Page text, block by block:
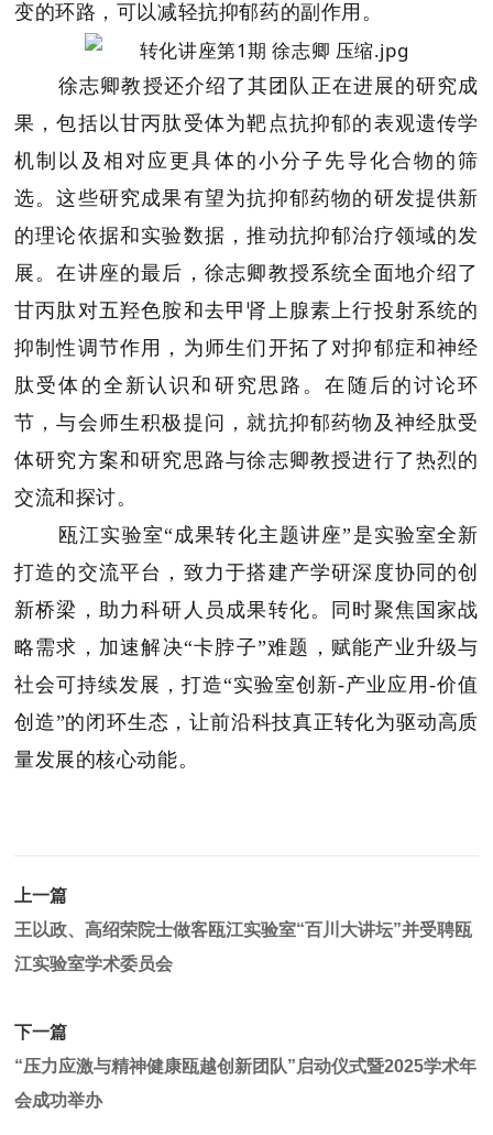
变的环路，可以减轻抗抑郁药的副作用。
徐志卿教授还介绍了其团队正在进展的研究成
果，包括以甘丙肽受体为靶点抗抑郁的表观遗传学
机制以及相对应更具体的小分子先导化合物的筛
选。这些研究成果有望为抗抑郁药物的研发提供新
的理论依据和实验数据，推动抗抑郁治疗领域的发
展。在讲座的最后，徐志卿教授系统全面地介绍了
甘丙肽对五羟色胺和去甲肾上腺素上行投射系统的
抑制性调节作用，为师生们开拓了对抑郁症和神经
肽受体的全新认识和研究思路。在随后的讨论环
节，与会师生积极提问，就抗抑郁药物及神经肽受
体研究方案和研究思路与徐志卿教授进行了热烈的
交流和探讨。
瓯江实验室“成果转化主题讲座”是实验室全新
打造的交流平台，致力于搭建产学研深度协同的创
新桥梁，助力科研人员成果转化。同时聚焦国家战
略需求，加速解决“卡脖子”难题，赋能产业升级与
社会可持续发展，打造“实验室创新-产业应用-价值
创造”的闭环生态，让前沿科技真正转化为驱动高质
量发展的核心动能。
上一篇
王以政、高绍荣院士做客瓯江实验室“百川大讲坛”并受聘瓯
江实验室学术委员会
下一篇
“压力应激与精神健康瓯越创新团队”启动仪式暨2025学术年
会成功举办